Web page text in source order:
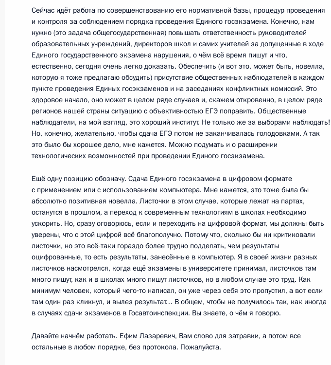
Встреча с президентом Фонда «Сколково» Виктором
Вексельбергом
18 апреля 2012 года, 16:00 Московская область, Горки
Совещание по вопросу создания парламентского центра
18 апреля 2012 года, 14:00 Московская область, Горки
Распоряжение о выделении средств из резервного фонда
Президента
Поздравление Светлане Немоляевой с юбилеем
18 апреля 2012 года, 10:20
Показать предыдущие материалы
Сейчас идёт работа по совершенствованию его нормативной базы, процедур проведения
и контроля за соблюдением порядка проведения Единого госэкзамена. Конечно, нам
нужно (это задача общегосударственная) повышать ответственность руководителей
образовательных учреждений, директоров школ и самих учителей за допущенные в ходе
Единого государственного экзамена нарушения, о чём всё время пишут и что,
естественно, сегодня очень легко доказать. Обеспечить (и вот это, может быть, новелла,
которую я тоже предлагаю обсудить) присутствие общественных наблюдателей в каждом
пункте проведения Единых госэкзаменов и на заседаниях конфликтных комиссий. Это
здоровое начало, оно может в целом ряде случаев и, скажем откровенно, в целом ряде
регионов нашей страны ситуацию с объективностью ЕГЭ поправить. Общественные
наблюдатели, на мой взгляд, это хороший институт. Не только же за выборами наблюдать!
Но, конечно, желательно, чтобы сдача ЕГЭ потом не заканчивалась голодовками. А так
это было бы хорошее дело, мне кажется. Можно подумать и о расширении
технологических возможностей при проведении Единого госэкзамена.
Ещё одну позицию обозначу. Сдача Единого госэкзамена в цифровом формате
с применением или с использованием компьютера. Мне кажется, это тоже была бы
абсолютно позитивная новелла. Листочки в этом случае, которые лежат на партах,
останутся в прошлом, а переход к современным технологиям в школах необходимо
ускорить. Но, сразу оговорюсь, если и переходить на цифровой формат, мы должны быть
уверены, что с этой цифрой всё благополучно. Потому что, сколько бы ни критиковали
листочки, но это всё‑таки гораздо более трудно подделать, чем результаты
оцифрованные, то есть результаты, занесённые в компьютер. Я в своей жизни разных
листочков насмотрелся, когда ещё экзамены в университете принимал, листочков там
много пишут, как и в школах много пишут листочков, но в любом случае это труд. Как
минимум человек, который чего‑то написал, он уже через себя это пропустил, а вот если
там один раз кликнул, и вылез результат… В общем, чтобы не получилось так, как иногда
в случаях сдачи экзаменов в Госавтоинспекции. Вы знаете, о чём я говорю.
Давайте начнём работать. Ефим Лазаревич, Вам слово для затравки, а потом все
остальные в любом порядке, без протокола. Пожалуйста.